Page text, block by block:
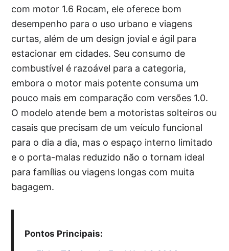
com motor 1.6 Rocam, ele oferece bom
desempenho para o uso urbano e viagens
curtas, além de um design jovial e ágil para
estacionar em cidades. Seu consumo de
combustível é razoável para a categoria,
embora o motor mais potente consuma um
pouco mais em comparação com versões 1.0.
O modelo atende bem a motoristas solteiros ou
casais que precisam de um veículo funcional
para o dia a dia, mas o espaço interno limitado
e o porta-malas reduzido não o tornam ideal
para famílias ou viagens longas com muita
bagagem.
Pontos Principais: